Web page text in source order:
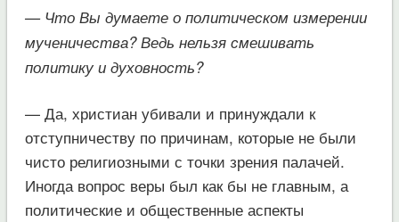
— Что Вы думаете о политическом измерении
мученичества? Ведь нельзя смешивать
политику и духовность?
— Да, христиан убивали и принуждали к
отступничеству по причинам, которые не были
чисто религиозными с точки зрения палачей.
Иногда вопрос веры был как бы не главным, а
политические и общественные аспекты